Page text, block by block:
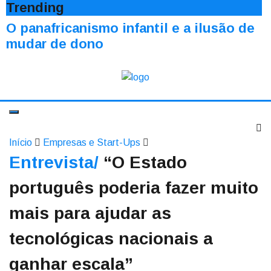
Trending
O panafricanismo infantil e a ilusão de
mudar de dono
Início Empresas e Start-Ups
Entrevista/ “O Estado
português poderia fazer muito
mais para ajudar as
tecnológicas nacionais a
ganhar escala”